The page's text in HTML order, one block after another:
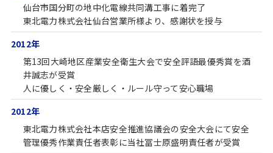
仙台市国分町の地中化電線共同溝工事に着完了
東北電力株式会社仙台営業所様より、感謝状を授与
2012年
第13回大崎地区産業安全衛生大会で安全評語最優秀賞を酒
井誠志が受賞
人に優しく・安全厳しく・ルール守って安心職場
2012年
東北電力株式会社本店安全推進協議会の安全大会にて安全
管理優秀作業責任者表彰に当社冨士原盛明責任者が受賞